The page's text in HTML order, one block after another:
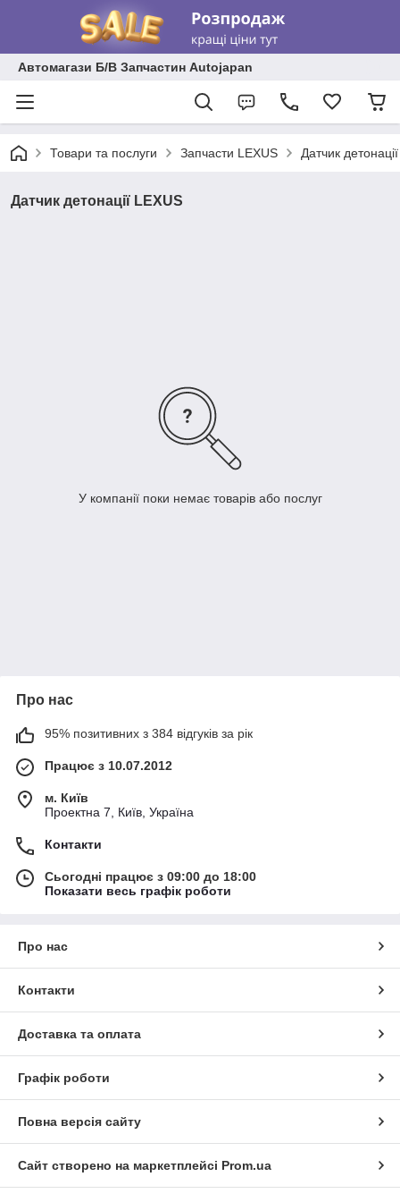
Автомагази Б/В Запчастин Autojapan
Товари та послуги Запчасти LEXUS Датчик
Датчик детонації LEXUS
У компанії поки немає товарів або послуг
Про нас
95% позитивних з 384 відгуків за рік
Працює з 10.07.2012
м. Київ
Проектна 7, Київ, Україна
Контакти
Сьогодні працює з 09:00 до 18:00
Показати весь графік роботи
Про нас
Контакти
Доставка та оплата
Графік роботи
Повна версія сайту
Сайт створено на маркетплейсі Prom.ua